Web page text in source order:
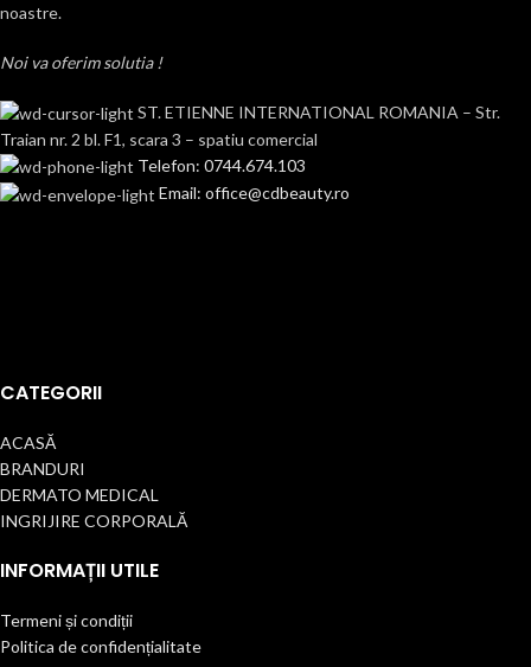
noastre.
Noi va oferim solutia !
ST. ETIENNE INTERNATIONAL ROMANIA – Str.
Traian nr. 2 bl. F1, scara 3 – spatiu comercial
Telefon: 0744.674.103
Email: office@cdbeauty.ro
CATEGORII
ACASĂ
BRANDURI
DERMATO MEDICAL
INGRIJIRE CORPORALĂ
INFORMAȚII UTILE
Termeni și condiții
Politica de confidențialitate